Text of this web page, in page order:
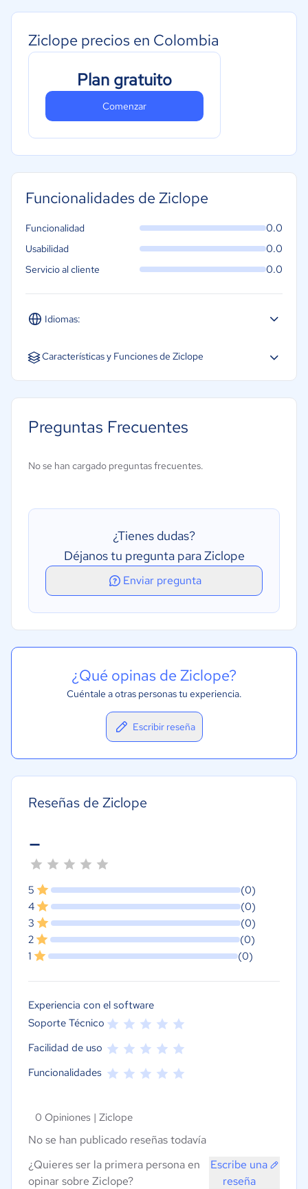
Ziclope precios en Colombia
Plan gratuito
Comenzar
Funcionalidades de Ziclope
Idiomas:
Español
Funcionalidad 0.0
Usabilidad 0.0
Servicio al cliente 0.0
Características y Funciones de Ziclope
Acceso remoto
Preguntas Frecuentes
No se han cargado preguntas frecuentes.
¿Tienes dudas?
Déjanos tu pregunta para Ziclope
Enviar pregunta
¿Qué opinas de Ziclope?
Cuéntale a otras personas tu experiencia.
Escribir reseña
Reseñas de Ziclope
-
5
(0)
4
(0)
3
(0)
2
(0)
1
(0)
Experiencia con el software
Soporte Técnico
Facilidad de uso
Funcionalidades
0 Opiniones | Ziclope
No se han publicado reseñas todavía
¿Quieres ser la primera persona en
opinar sobre Ziclope?
Escribe una
reseña